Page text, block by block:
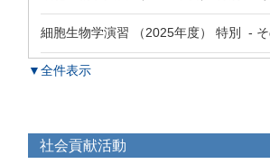
細胞生物学演習 （2025年度） 特別 -
▼全件表示
社会貢献活動